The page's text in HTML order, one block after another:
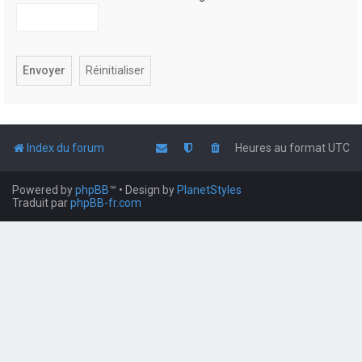
Index du forum Heures au formatUTC
Powered byphpBB™ • Design by PlanetStyles
Traduit parphpBB-fr.com